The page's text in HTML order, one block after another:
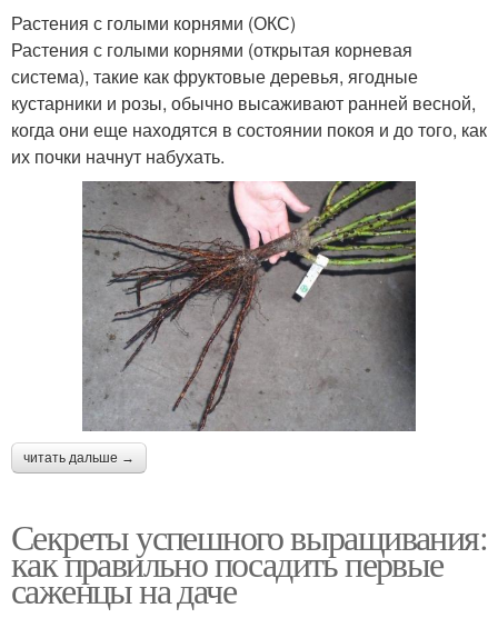
Растения с голыми корнями (ОКС)
Растения с голыми корнями (открытая корневая
система), такие как фруктовые деревья, ягодные
кустарники и розы, обычно высаживают ранней весной,
когда они еще находятся в состоянии покоя и до того, как
их почки начнут набухать.
читать дальше →
Секреты успешного выращивания:
как правильно посадить первые
саженцы на даче